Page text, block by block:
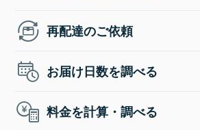
再配達のご依頼
お届け日数を調べる
料金を計算・調べる